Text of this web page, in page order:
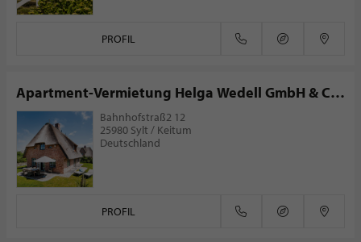
PROFIL
Apartment-Vermietung Helga Wedell GmbH & Co.
KG
Bahnhofstraß2 12
25980 Sylt / Keitum
Deutschland
PROFIL